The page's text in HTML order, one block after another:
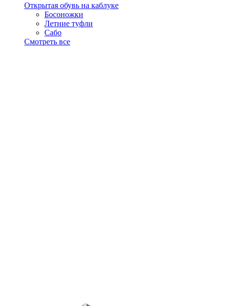
Открытая обувь на каблуке
Босоножки
Летние туфли
Сабо
Смотреть все